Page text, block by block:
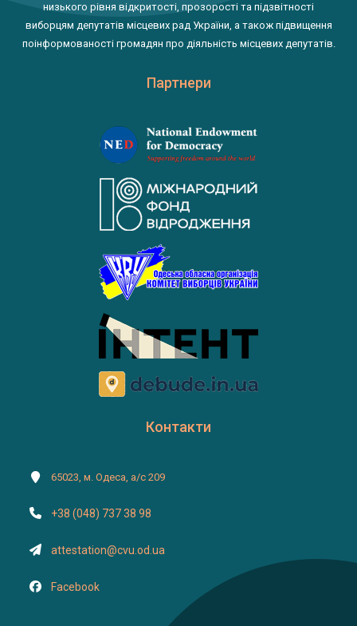
низького рівня відкритості, прозорості та підзвітності
виборцям депутатів місцевих рад України, а також підвищення
поінформованості громадян про діяльність місцевих депутатів.
Партнери
Контакти
65023, м. Одеса, а/с 209
+38 (048) 737 38 98
attestation@cvu.od.ua
Facebook